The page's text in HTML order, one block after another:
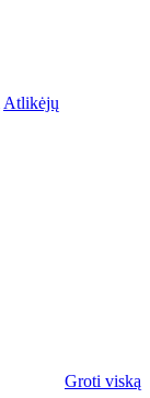
Atlikėjų
Groti viską